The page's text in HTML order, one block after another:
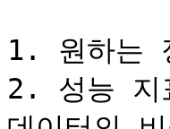
1. 원하는
2. 성능 지